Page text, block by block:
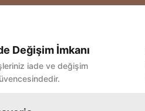
Değişim İmkanı
iade ve değişim